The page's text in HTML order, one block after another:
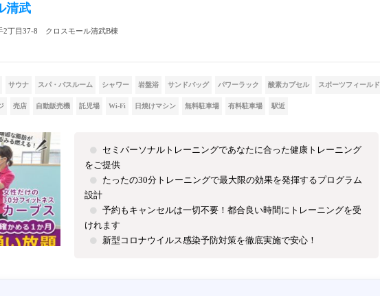
清武
2丁目37-8 クロスモール清武B棟
サウナ スパ・バスルーム シャワー 岩盤浴 サンドバッグ パワーラック 酸素カプセル スポーツフィールド
売店 自動販売機 託児場 Wi-Fi 日焼けマシン 無料駐車場 有料駐車場 駅近
セミパーソナルトレーニングであなたに合った健康トレーニング
をご提供
たったの30分トレーニングで最大限の効果を発揮するプログラム
設計
予約もキャンセルは一切不要！都合良い時間にトレーニングを受
けれます
新型コロナウイルス感染予防対策を徹底実施で安心！